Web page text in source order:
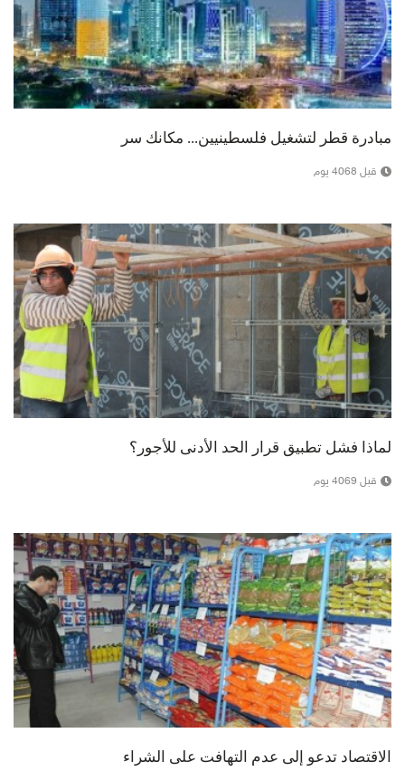
مبادرة قطر لتشغيل فلسطينيين... مكانك سر
قبل 4068 يوم
لماذا فشل تطبيق قرار الحد الأدنى للأجور؟
قبل 4069 يوم
الاقتصاد تدعو إلى عدم التهافت على الشراء